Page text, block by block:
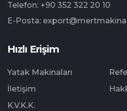
Telefon: +90 352 322 20 10
E-Posta:
Hızlı Erişim
Yatak Makinaları
İletişim
K.V.K.K.